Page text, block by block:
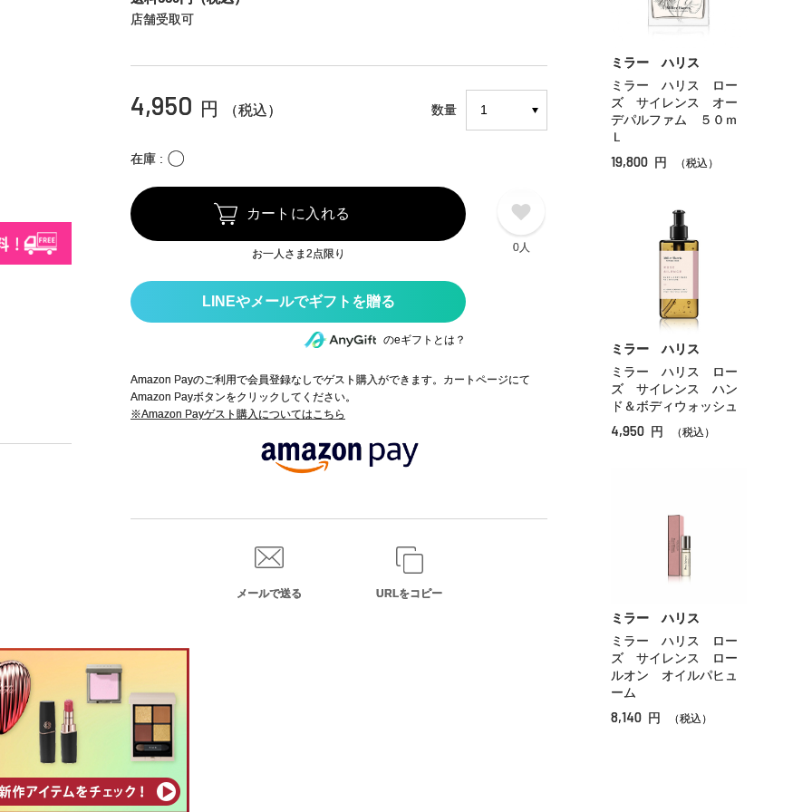
店舗受取可
4,950 円 （税込） 数量
在庫 〇
カートに入れる
お一人さま2点限り 0人
のeギフトとは？
Amazon Payのご利用で会員登録なしでゲスト購入ができます。カートページにて
Amazon Payボタンをクリックしてください。
※Amazon Payゲスト購入についてはこちら
メールで送る URLをコピー
ミラー ハリス
ミラー ハリス ロー
ズ サイレンス オー
デパルファム ５０ｍ
Ｌ
19,800 円 （税込）
ミラー ハリス
ミラー ハリス ロー
ズ サイレンス ハン
ド＆ボディウォッシュ
4,950 円 （税込）
ミラー ハリス
ミラー ハリス ロー
ズ サイレンス ロー
ルオン オイルパヒュ
ーム
8,140 円 （税込）